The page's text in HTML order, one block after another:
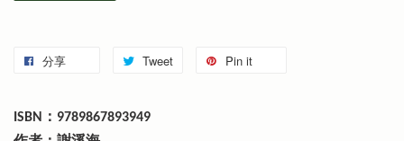
分享 Tweet Pin it
ISBN：9789867893949